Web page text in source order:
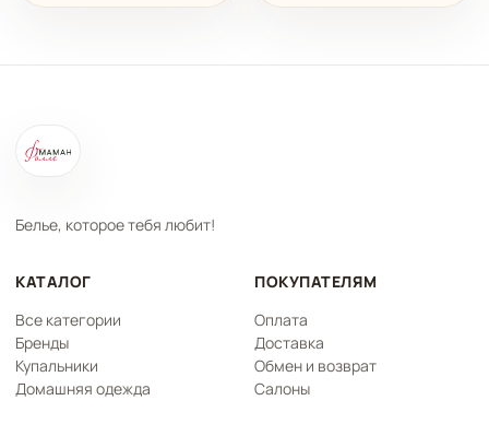
Белье, которое тебя любит!
КАТАЛОГ
Все категории
Бренды
Купальники
Домашняя одежда
ПОКУПАТЕЛЯМ
Оплата
Доставка
Обмен и возврат
Салоны